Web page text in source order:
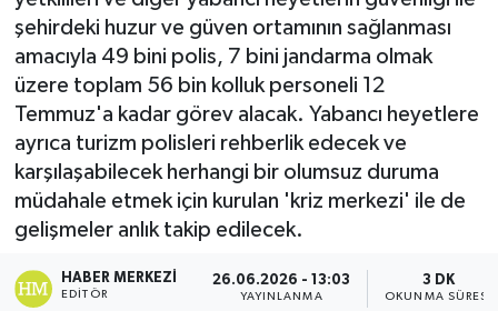
şehirdeki huzur ve güven ortamının sağlanması
amacıyla 49 bini polis, 7 bini jandarma olmak
üzere toplam 56 bin kolluk personeli 12
Temmuz'a kadar görev alacak. Yabancı heyetlere
ayrıca turizm polisleri rehberlik edecek ve
karşılaşabilecek herhangi bir olumsuz duruma
müdahale etmek için kurulan 'kriz merkezi' ile de
gelişmeler anlık takip edilecek.
HABER MERKEZI
EDITÖR
26.06.2026 - 13:03
YAYINLANMA
3 DK
OKUNMA SÜRESI